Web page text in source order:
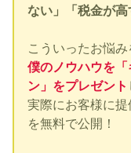
ない」「税金が高
こういったお悩み
僕のノウハウを
ン」をプレゼント
実際にお客様に
を無料で公開！